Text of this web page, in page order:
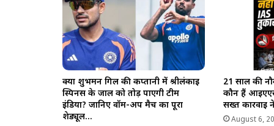
क्या शुभमन गिल की कप्तानी में श्रीलंकाई
स्पिनर्स के जाल को तोड़ पाएगी टीम
इंडिया? जानिए वॉर्म-अप मैच का पूरा
शेड्यूल…
21 साल की
कौन हैं
सख्त कार्रवाई
August 6,